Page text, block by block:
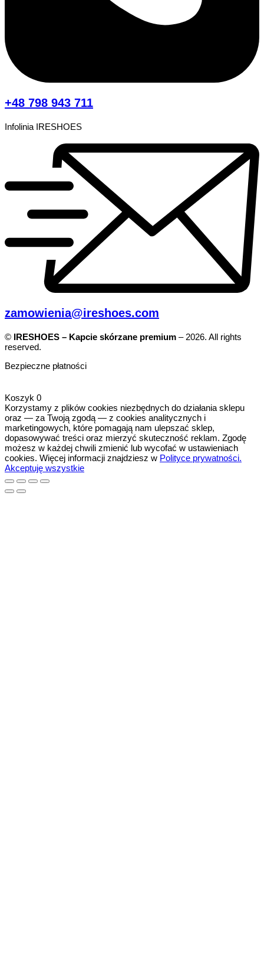
+48 798 943 711
Infolinia IRESHOES
zamowienia@ireshoes.com
© IRESHOES – Kapcie skórzane premium – 2026. All rights
reserved.
Bezpieczne płatności
Koszyk 0
Korzystamy z plików cookies niezbędnych do działania sklepu
oraz — za Twoją zgodą — z cookies analitycznych i
marketingowych, które pomagają nam ulepszać sklep,
dopasowywać treści oraz mierzyć skuteczność reklam. Zgodę
możesz w każdej chwili zmienić lub wycofać w ustawieniach
cookies. Więcej informacji znajdziesz w Polityce prywatności.
Akceptuję wszystkie